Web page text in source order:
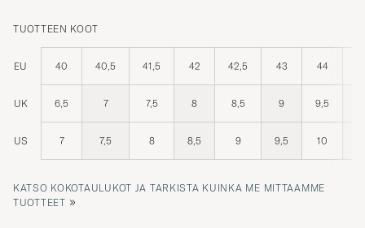
TUOTTEEN KOOT
EU 40 40,5 41,5 42 42,5 43 44
UK 6,5 7 7,5 8 8,5 9 9,5
US 7 7,5 8 8,5 9 9,5 10
KATSO KOKOTAULUKOT JA TARKISTA KUINKA ME MITTAAMME
TUOTTEET »